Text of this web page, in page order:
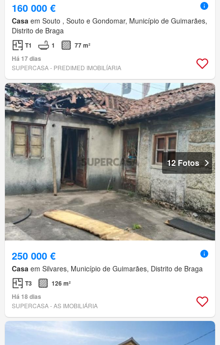
160 000 €
Casa em Souto , Souto e Gondomar, Município de Guimarães,
Distrito de Braga
T1 1
77 m²
Há 17 dias
SUPERCASA - PREDIMED IMOBILÍARIA
12 Fotos
250 000 €
Casa em Silvares, Município de Guimarães, Distrito de Braga
T3
126 m²
Há 18 dias
SUPERCASA - AS IMOBILIÁRIA